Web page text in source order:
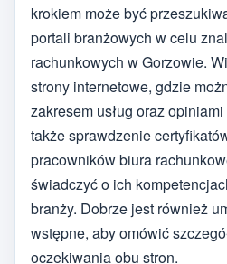
krokiem może być
portali branżowych w celu
rachunkowych w Gorzowie.
strony internetowe, gdzie
zakresem usług oraz
także sprawdzenie
pracowników biura
świadczyć o ich
branży. Dobrze jest również
wstępne, aby omówić
oczekiwania obu stron.